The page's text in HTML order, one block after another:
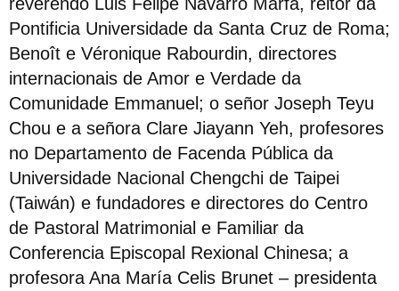
Pontificia Universidade da Santa Cruz de Roma;
Benoît e Véronique Rabourdin, directores
internacionais de Amor e Verdade da
Comunidade Emmanuel; o señor Joseph Teyu
Chou e a señora Clare Jiayann Yeh, profesores
no Departamento de Facenda Pública da
Universidade Nacional Chengchi de Taipei
(Taiwán) e fundadores e directores do Centro
de Pastoral Matrimonial e Familiar da
Conferencia Episcopal Rexional Chinesa; a
profesora Ana María Celis Brunet – presidenta